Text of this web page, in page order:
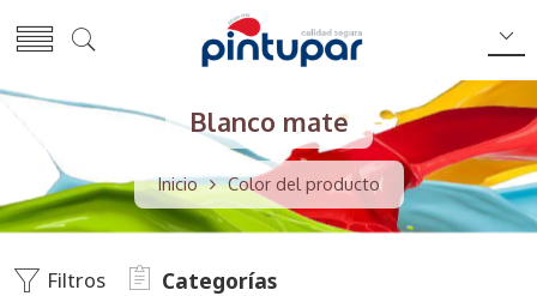
Blanco mate
Inicio Color del producto
Filtros Categorías